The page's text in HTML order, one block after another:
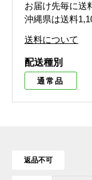
お届け先毎に送
沖縄県は送料
送料について
配送種別
通常品
返品不可